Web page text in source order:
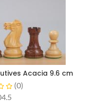
Acacia 9.6 cm
(0)